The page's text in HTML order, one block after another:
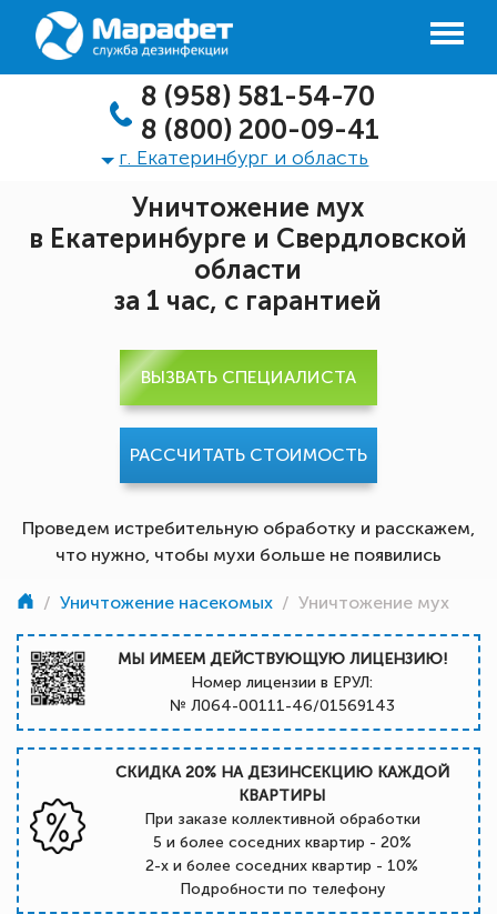
8 (958) 581-54-70
8 (800) 200-09-41
г. Екатеринбург и область
Уничтожение мух
в Екатеринбурге и Свердловской
области
за 1 час, с гарантией
Проведем истребительную обработку и расскажем,
что нужно, чтобы мухи больше не появились
ВЫЗВАТЬ СПЕЦИАЛИСТА
РАССЧИТАТЬ СТОИМОСТЬ
/ Уничтожение насекомых / Уничтожение мух
МЫ ИМЕЕМ ДЕЙСТВУЮЩУЮ ЛИЦЕНЗИЮ!
Номер лицензии в ЕРУЛ:
№ Л064-00111-46/01569143
СКИДКА 20% НА ДЕЗИНСЕКЦИЮ КАЖДОЙ
КВАРТИРЫ
При заказе коллективной обработки
5 и более соседних квартир - 20%
2-х и более соседних квартир - 10%
Подробности по телефону